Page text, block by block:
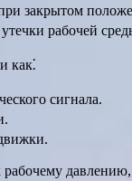
закрытом
рабочей
как⁚
сигнала.